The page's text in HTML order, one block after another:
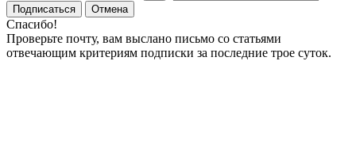
Подписаться
Отмена
Спасибо!
Проверьте почту, вам выслано письмо со статьями
отвечающим критериям подписки за последние трое суток.